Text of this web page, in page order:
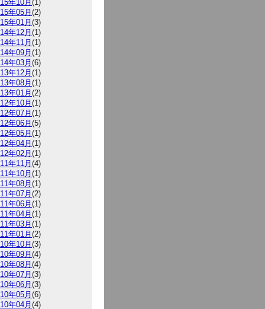
年10月(1)
年05月(2)
年01月(3)
年12月(1)
年11月(1)
年09月(1)
年03月(6)
年12月(1)
年08月(1)
年01月(2)
年10月(1)
年07月(1)
年06月(5)
年05月(1)
年04月(1)
年02月(1)
年11月(4)
年10月(1)
年08月(1)
年07月(2)
年06月(1)
年04月(1)
年03月(1)
年01月(2)
年10月(3)
年09月(4)
年08月(4)
年07月(3)
年06月(3)
年05月(6)
年04月(4)